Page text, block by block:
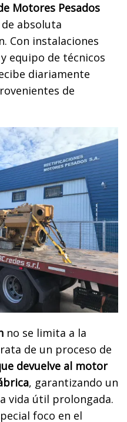
Motores Pesados
absoluta
Con instalaciones
equipo de técnicos
diariamente
de
no se limita a la
de un proceso de
devuelve al motor
, garantizando un
vida útil prolongada.
foco en el